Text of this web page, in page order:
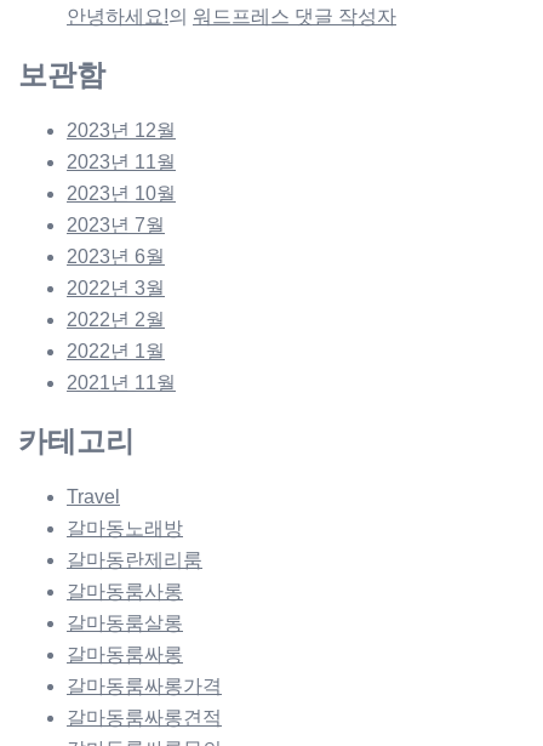
안녕하세요!의 워드프레스 댓글 작성자
보관함
2023년 12월
2023년 11월
2023년 10월
2023년 7월
2023년 6월
2022년 3월
2022년 2월
2022년 1월
2021년 11월
카테고리
Travel
갈마동노래방
갈마동란제리룸
갈마동룸사롱
갈마동룸살롱
갈마동룸싸롱
갈마동룸싸롱가격
갈마동룸싸롱견적